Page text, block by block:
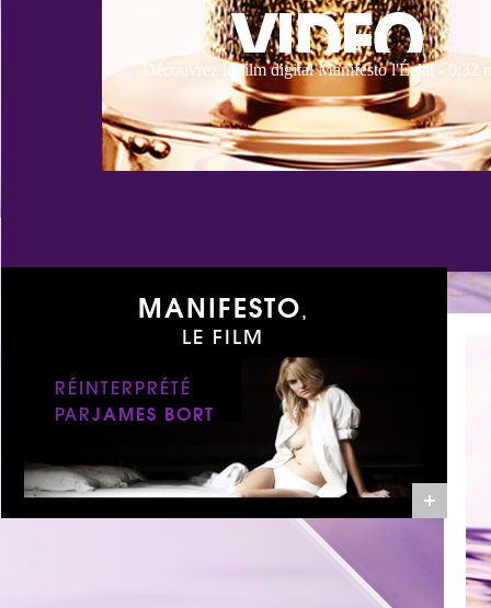
Découvrez le film digital Manifesto l'Éclat - 0:32
MANIFESTO,
LE FILM
RÉINTERPRÉTÉ
PARJAMES BORT